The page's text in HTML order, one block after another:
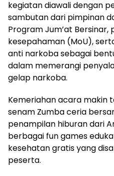
kegiatan diawali dengan
sambutan dari pimpinan
Program Jum’at
kesepahaman (MoU),
anti narkoba sebagai
dalam memerangi
gelap narkoba.
Kemeriahan acara makin
senam Zumba ceria
penampilan hiburan dari
berbagai fun games
kesehatan gratis yang
peserta.